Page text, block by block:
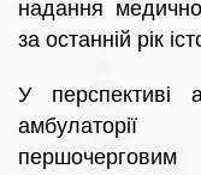
надання
за останній рік
У перспективі